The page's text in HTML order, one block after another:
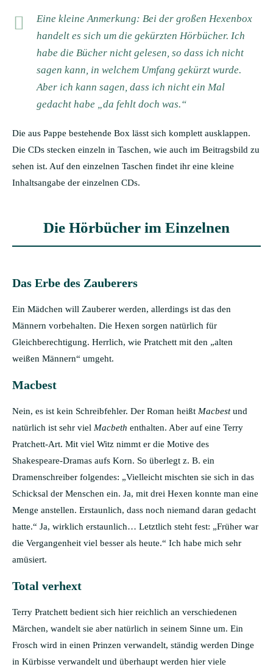
Eine kleine Anmerkung: Bei der großen Hexenbox
handelt es sich um die gekürzten Hörbücher. Ich
habe die Bücher nicht gelesen, so dass ich nicht
sagen kann, in welchem Umfang gekürzt wurde.
Aber ich kann sagen, dass ich nicht ein Mal
gedacht habe „da fehlt doch was.“
Die aus Pappe bestehende Box lässt sich komplett ausklappen.
Die CDs stecken einzeln in Taschen, wie auch im Beitragsbild zu
sehen ist. Auf den einzelnen Taschen findet ihr eine kleine
Inhaltsangabe der einzelnen CDs.
Die Hörbücher im Einzelnen
Das Erbe des Zauberers
Ein Mädchen will Zauberer werden, allerdings ist das den
Männern vorbehalten. Die Hexen sorgen natürlich für
Gleichberechtigung. Herrlich, wie Pratchett mit den „alten
weißen Männern“ umgeht.
Macbest
Nein, es ist kein Schreibfehler. Der Roman heißt Macbestund
natürlich ist sehr viel Macbeth enthalten. Aber auf eine Terry
Pratchett-Art. Mit viel Witz nimmt er die Motive des
Shakespeare-Dramas aufs Korn. So überlegt z. B. ein
Dramenschreiber folgendes: „Vielleicht mischten sie sich in das
Schicksal der Menschen ein. Ja, mit drei Hexen konnte man eine
Menge anstellen. Erstaunlich, dass noch niemand daran gedacht
hatte.“ Ja, wirklich erstaunlich… Letztlich steht fest: „Früher war
die Vergangenheit viel besser als heute.“ Ich habe mich sehr
amüsiert.
Total verhext
Terry Pratchett bedient sich hier reichlich an verschiedenen
Märchen, wandelt sie aber natürlich in seinem Sinne um. Ein
Frosch wird in einen Prinzen verwandelt, ständig werden Dinge
in Kürbisse verwandelt und überhaupt werden hier viele